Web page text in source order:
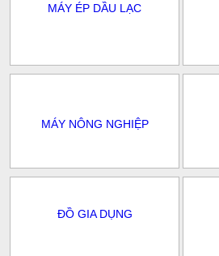
MÁY ÉP DẦU LẠC
MÁY NÔNG NGHIỆP
ĐỒ GIA DỤNG